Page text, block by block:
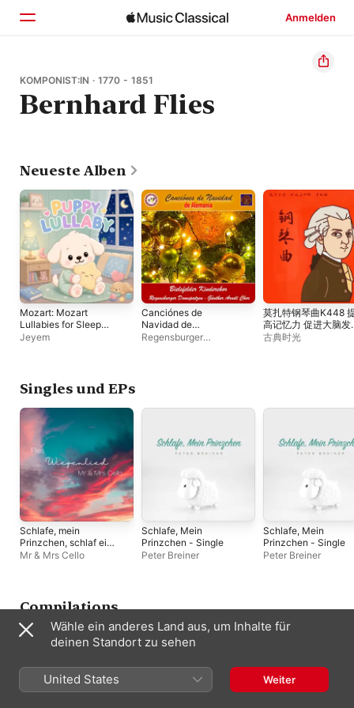
Anmelden
Startseite
Entdecken
KOMPONIST:IN · 1770 - 1851
Bernhard Flies
Neueste Alben
Mozart: Mozart
Lullabies for Sleep
(White Noise)
Jeyem
Canciónes de
Navidad de
Alemania
Regensburger
莫扎特钢琴曲K448
高记忆力 促进大脑发
莫扎特钢琴曲
古典时光
Singles und EPs
Schlafe, mein
Prinzchen, schlaf ein
(Wiegenlied - Arr. for
Mr & Mrs Cello
Schlafe, Mein
Prinzchen - Single
Peter Breiner
Schlafe, Mein
Prinzchen - Single
Peter Breiner
Compilations
Wähle ein anderes Land aus, um Inhalte für
deinen Standort zu sehen
United States Weiter